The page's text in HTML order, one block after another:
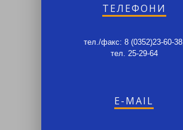
ТЕЛЕФОНИ
тел./факс: 8 (0352)23-60-38,
тел. 25-29-64
E-MAIL